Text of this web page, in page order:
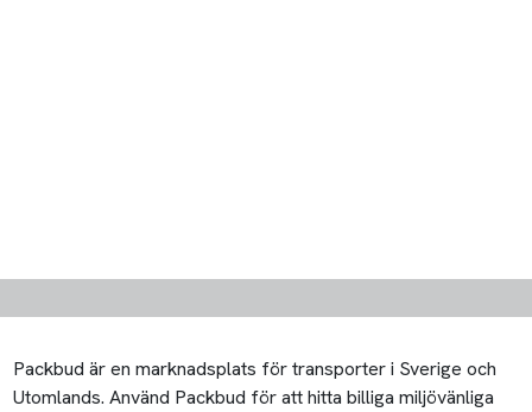
Packbud är en marknadsplats för transporter i Sverige och
Utomlands. Använd Packbud för att hitta billiga miljövänliga